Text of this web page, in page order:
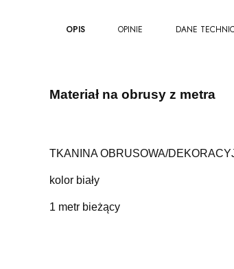
OPIS OPINIE DANE
Materiał na obrusy z metra
TKANINA OBRUSOWA/
kolor biały
1 metr bieżący